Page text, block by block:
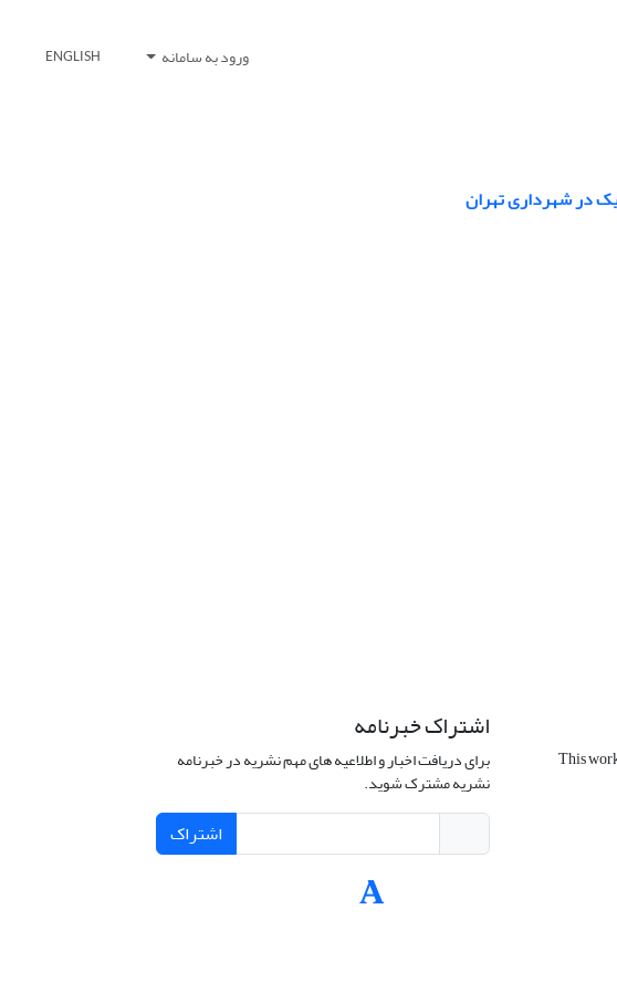
ورود به سامانه ENGLISH
در شهرداری تهران
This
اشتراک خبرنامه
برای دریافت اخبار و اطلاعیه های مهم نشریه در خبرنامه
نشریه مشترک شوید.
اشتراک